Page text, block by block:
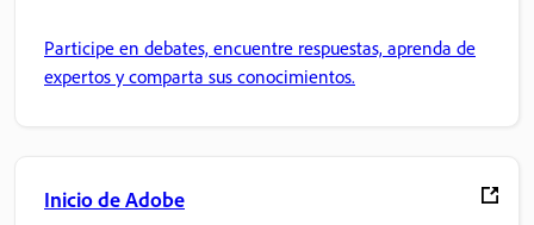
Participe en debates, encuentre respuestas, aprenda de
expertos y comparta sus conocimientos.
Inicio de Adobe